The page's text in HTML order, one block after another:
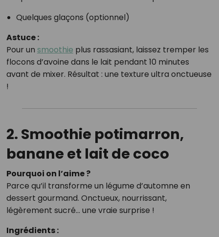
Quelques glaçons (optionnel)
Astuce :
Pour un smoothie plus rassasiant, laissez tremper les
flocons d’avoine dans le lait pendant 10 minutes
avant de mixer. Résultat : une texture ultra onctueuse
!
2. Smoothie potimarron,
banane et lait de coco
Pourquoi on l’aime ?
Parce qu’il transforme un légume d’automne en
dessert gourmand. Onctueux, nourrissant,
légèrement sucré… une vraie surprise !
Ingrédients :